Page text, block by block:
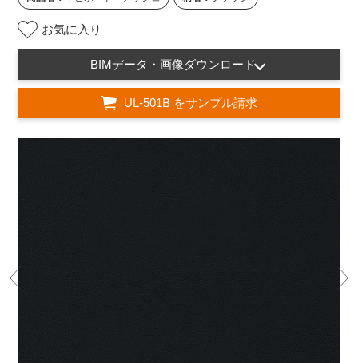
お気に入り
BIMデータ・画像ダウンロード
UL-501B をサンプル請求